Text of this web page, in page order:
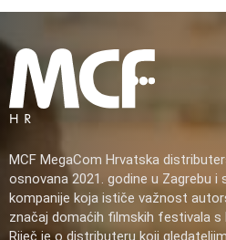
MCF MegaCom Hrvatska
osnovana 2021. godine u Zagrebu
kompanije koja ističe važnost
značaj domaćih filmskih festivala